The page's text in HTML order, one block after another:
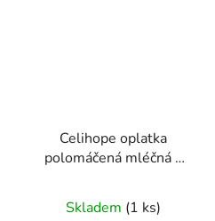
Celihope oplatka
polomáčená mléčná s
hodnocení
Skladem (1 ks)